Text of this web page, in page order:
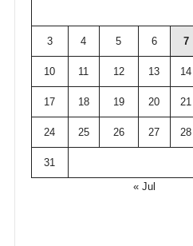
3 4 5 6 7
10 11 12 13 14
17 18 19 20 21
24 25 26 27 28
31
« Jul